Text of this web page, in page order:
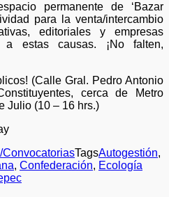
permanente de ‘Bazar
para la venta/intercambio
editoriales y empresas
a estas causas. ¡No falten,
(Calle Gral. Pedro Antonio
cerca de Metro
Julio (10 – 16 hrs.)
TagsAutogestión,
, Confederación, Ecología